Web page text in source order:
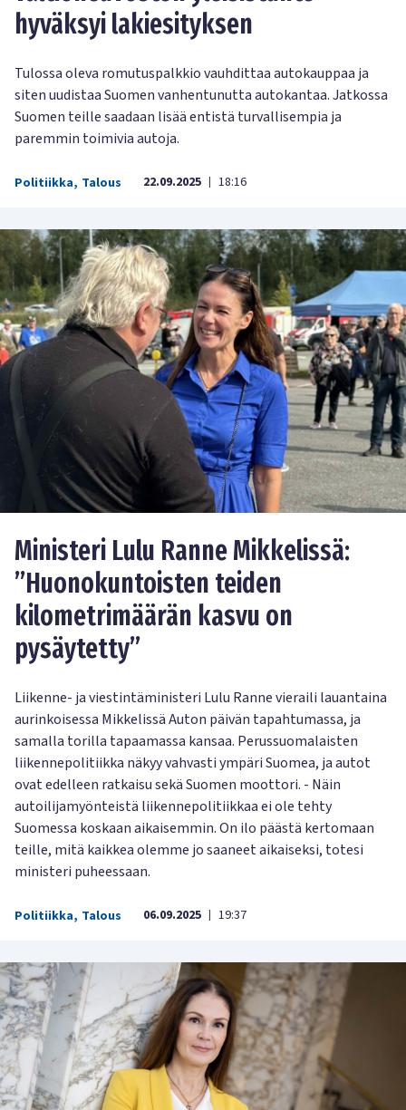
hyväksyi lakiesityksen
Tulossa oleva romutuspalkkio vauhdittaa autokauppaa ja
siten uudistaa Suomen vanhentunutta autokantaa. Jatkossa
Suomen teille saadaan lisää entistä turvallisempia ja
paremmin toimivia autoja.
Politiikka, Talous 22.09.2025 | 18:16
Ministeri Lulu Ranne Mikkelissä:
”Huonokuntoisten teiden
kilometrimäärän kasvu on
pysäytetty”
Liikenne- ja viestintäministeri Lulu Ranne vieraili lauantaina
aurinkoisessa Mikkelissä Auton päivän tapahtumassa, ja
samalla torilla tapaamassa kansaa. Perussuomalaisten
liikennepolitiikka näkyy vahvasti ympäri Suomea, ja autot
ovat edelleen ratkaisu sekä Suomen moottori. - Näin
autoilijamyönteistä liikennepolitiikkaa ei ole tehty
Suomessa koskaan aikaisemmin. On ilo päästä kertomaan
teille, mitä kaikkea olemme jo saaneet aikaiseksi, totesi
ministeri puheessaan.
Politiikka, Talous 06.09.2025 | 19:37